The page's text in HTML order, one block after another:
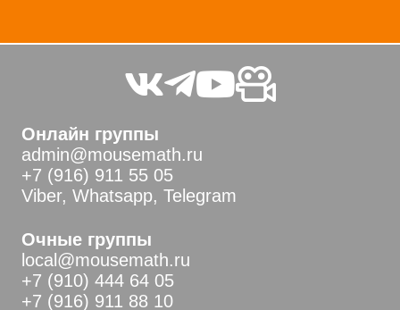
Онлайн группы
admin@mousemath.ru
+7 (916) 911 55 05
Viber, Whatsapp, Telegram
Очные группы
local@mousemath.ru
+7 (910) 444 64 05
+7 (916) 911 88 10